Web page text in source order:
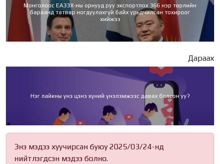
Монголоос ЕАЭЗХ-ны орнууд руу экспортлох 366 нэр төрлийн
бараанд татвар ногдуулахгүй байх урьдчилсан тохироог
хийжээ
Дараах
Нэг лайкны үнэ цэнэ хүний үнэлэмжээс давах болсон уу?
Энэ мэдээ хуучирсан буюу 2025/03/24-нд
нийтлэгдсэн мэдээ болно.